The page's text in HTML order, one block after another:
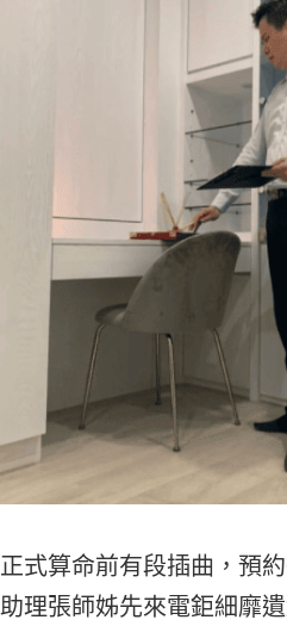
正式算命前有段插曲，預
助理張師姊先來電鉅細靡